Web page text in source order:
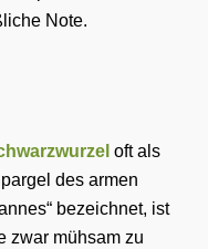
Note.
oft als
des armen
bezeichnet, ist
zwar mühsam zu